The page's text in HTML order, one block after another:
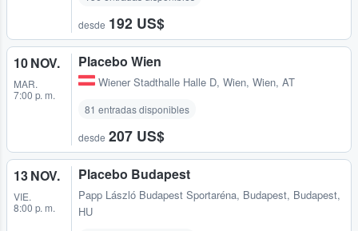
desde 192 US$
10 NOV.
MAR.
7:00 p. m.
Placebo Wien
Wiener Stadthalle Halle D, Wien, Wien, AT
81 entradas disponibles
desde 207 US$
13 NOV.
VIE.
8:00 p. m.
Placebo Budapest
Papp László Budapest Sportaréna, Budapest, Budapest,
HU